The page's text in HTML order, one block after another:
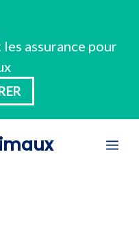
assurance pour